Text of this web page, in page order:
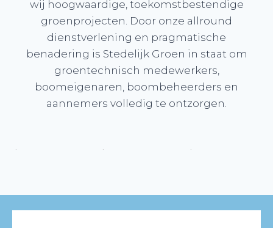
wij hoogwaardige, toekomstbestendige
groenprojecten. Door onze allround
dienstverlening en pragmatische
benadering is Stedelijk Groen in staat om
groentechnisch medewerkers,
boomeigenaren, boombeheerders en
aannemers volledig te ontzorgen.